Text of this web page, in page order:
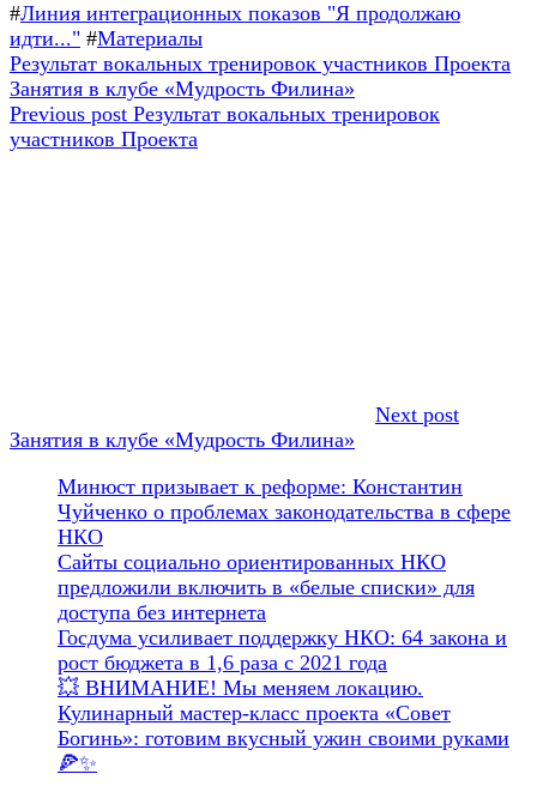
#Линия интеграционных показов "Я продолжаю
идти..." #Материалы
Навигация
по
записям
Предыдущая
запись:
Результат вокальных тренировок участников Проекта
Следующая
запись:
Занятия в клубе «Мудрость Филина»
Previous post Результат вокальных тренировок
участников Проекта
Next post
Занятия в клубе «Мудрость Филина»
Минюст призывает к реформе: Константин
Чуйченко о проблемах законодательства в сфере
НКО
Сайты социально ориентированных НКО
предложили включить в «белые списки» для
доступа без интернета
Госдума усиливает поддержку НКО: 64 закона и
рост бюджета в 1,6 раза с 2021 года
💥 ВНИМАНИЕ! Мы меняем локацию.
Кулинарный мастер-класс проекта «Совет
Богинь»: готовим вкусный ужин своими руками
🍕✨